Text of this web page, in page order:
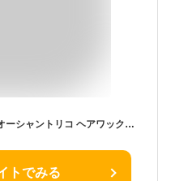
OCEAN TRICO(オーシャントリコ) オーシャントリコ ヘアワックス ナチュラル 80g ワックス メンズ レディース ツヤ キープ
トでみる